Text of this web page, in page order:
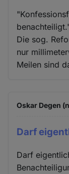
Die sog.
nur
Meilen sind
Oskar Degen
Darf
Darf